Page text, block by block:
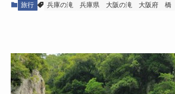
旅行 兵庫の滝 兵庫県 大阪の滝 大阪府 橋